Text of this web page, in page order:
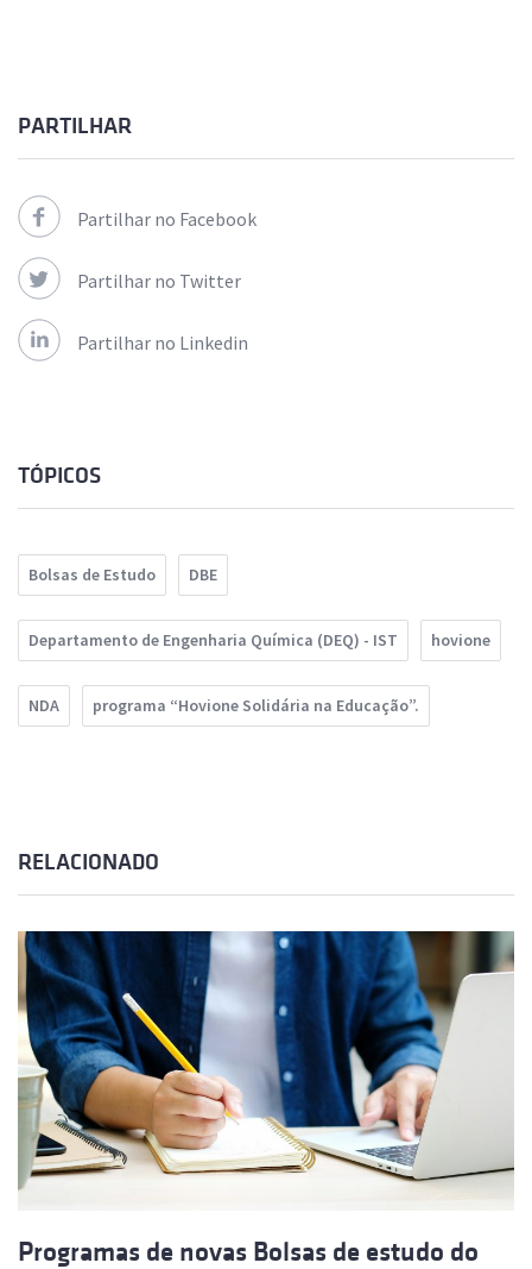
PARTILHAR
Partilhar no Facebook
Partilhar no Twitter
Partilhar no Linkedin
TÓPICOS
Bolsas de Estudo DBE
Departamento de Engenharia Química (DEQ) - IST hovione
NDA programa “Hovione Solidária na Educação”.
RELACIONADO
Programas de novas Bolsas de estudo do